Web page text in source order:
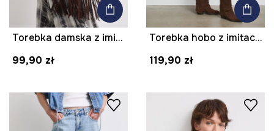
Torebka damska z imitacji zamszu
99,90 zł
Torebka hobo z imitacji zamszu
119,90 zł